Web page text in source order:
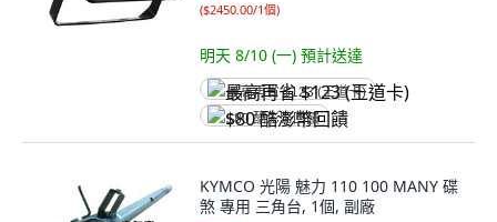
($2450.00/1個)
明天 8/10 (一) 預計送達
最高再省 $123 (王道卡)
$80 酷澎幣回饋
KYMCO 光陽 魅力 110 100 MANY 碟
煞 專用 三角台, 1個, 副廠